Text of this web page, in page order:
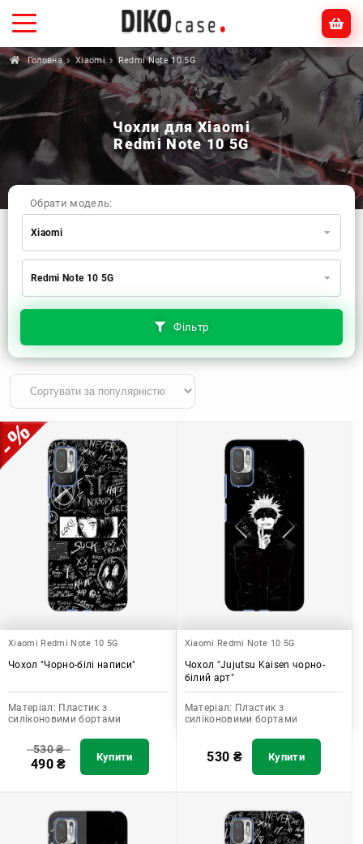
Головна Xiaomi Redmi Note 10 5G
Чохли для Xiaomi
Redmi Note 10 5G
Фільтр
Обрати модель:
Xiaomi
Xiaomi
Apple
Huawei
Realme
TECNO
ZTE
OnePlus
Motorola
Redmi Note 10 5G
Xiaomi Redmi Note 10 5G
Чохол "Чорно-білі написи"
Матеріал: Пластик з
силіконовими бортами
530₴
490₴ Купити
Xiaomi Redmi Note 10 5G
Чохол "Jujutsu Kaisen чорно-
білий арт"
Матеріал: Пластик з
силіконовими бортами
530 ₴ Купити